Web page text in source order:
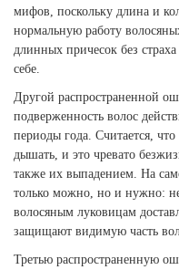
мифов, поскольку длина и
нормальную работу
длинных причесок без
себе.
Другой распространенной
подверженность волос
периоды года. Считается,
дышать, и это чревато
также их выпадением. На
только можно, но и нужно:
волосяным луковицам
защищают видимую часть
Третью распространенную